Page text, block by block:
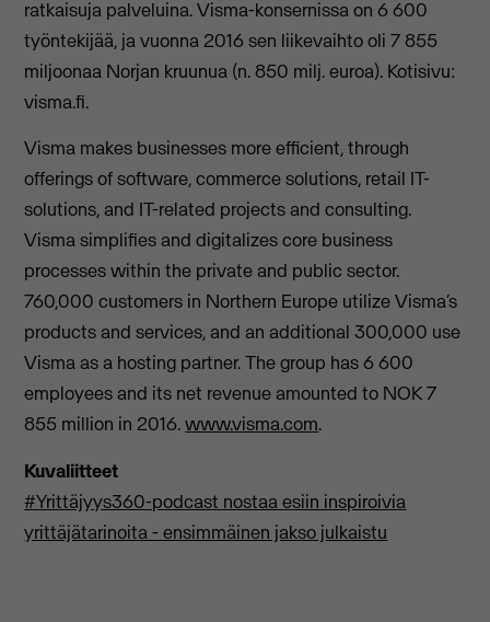
ratkaisuja palveluina. Visma-konsernissa on 6 600
työntekijää, ja vuonna 2016 sen liikevaihto oli 7 855
miljoonaa Norjan kruunua (n. 850 milj. euroa). Kotisivu:
visma.fi.
Visma makes businesses more efficient, through
offerings of software, commerce solutions, retail IT-
solutions, and IT-related projects and consulting.
Visma simplifies and digitalizes core business
processes within the private and public sector.
760,000 customers in Northern Europe utilize Visma’s
products and services, and an additional 300,000 use
Visma as a hosting partner. The group has 6 600
employees and its net revenue amounted to NOK 7
855 million in 2016.www.visma.com.
Kuvaliitteet
#Yrittäjyys360-podcast nostaa esiin inspiroivia
yrittäjätarinoita - ensimmäinen jakso julkaistu